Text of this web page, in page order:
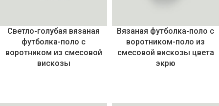
Светло-голубая вязаная
футболка-поло с
воротником из смесовой
вискозы
Вязаная футболка-поло с
воротником-поло из
смесовой вискозы цвета
экрю